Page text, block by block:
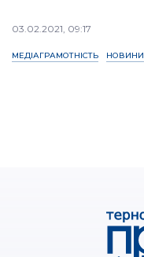
03.02.2021, 09:17
МЕДІАГРАМОТНІСТЬ НОВИНИ